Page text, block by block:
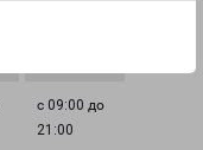
с 09:00 до
21:00